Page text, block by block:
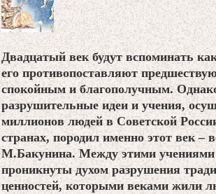
Двадцатый век будут вспоминать
его противопоставляют
спокойным и благополучным.
разрушительные идеи и учения,
миллионов людей в Советской
странах, породил именно этот век
М.Бакунина. Между этими учениями
проникнуты духом разрушения
ценностей, которыми веками жили